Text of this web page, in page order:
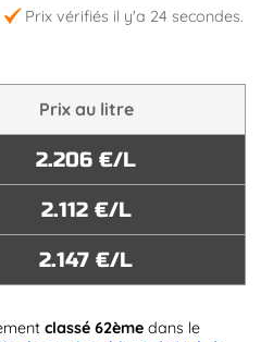
Prix vérifiés il y'a 24 secondes.
Prix au litre
2.206 €/L
2.112 €/L
2.147 €/L
classé 62ème dans le